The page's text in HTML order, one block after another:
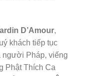
D’Amour,
khách tiếp tục
Pháp, viếng
Phật Thích Ca